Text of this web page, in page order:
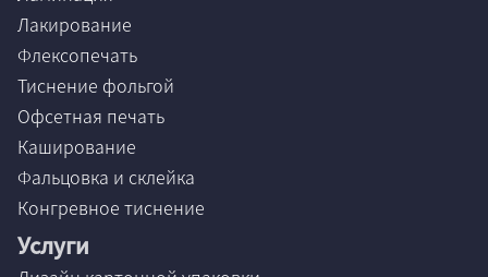
Лакирование
Флексопечать
Тиснение фольгой
Офсетная печать
Каширование
Фальцовка и склейка
Конгревное тиснение
Услуги